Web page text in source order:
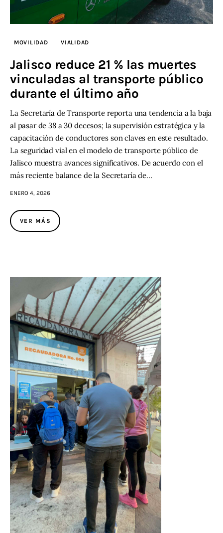
MOVILIDAD VIALIDAD
Jalisco reduce 21 % las muertes
vinculadas al transporte público
durante el último año
La Secretaría de Transporte reporta una tendencia a la baja
al pasar de 38 a 30 decesos; la supervisión estratégica y la
capacitación de conductores son claves en este resultado.
La seguridad vial en el modelo de transporte público de
Jalisco muestra avances significativos. De acuerdo con el
más reciente balance de la Secretaría de…
ENERO 4, 2026
VER MÁS